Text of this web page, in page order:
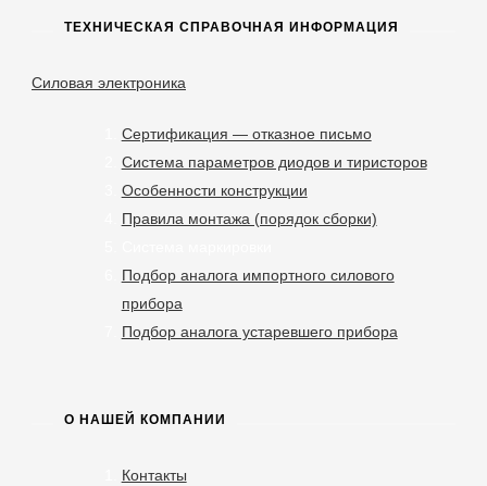
ТЕХНИЧЕСКАЯ СПРАВОЧНАЯ ИНФОРМАЦИЯ
Силовая электроника
Сертификация — отказное письмо
Система параметров диодов и тиристоров
Особенности конструкции
Правила монтажа (порядок сборки)
Подбор аналога импортного силового
прибора
Подбор аналога устаревшего прибора
О НАШЕЙ КОМПАНИИ
Контакты